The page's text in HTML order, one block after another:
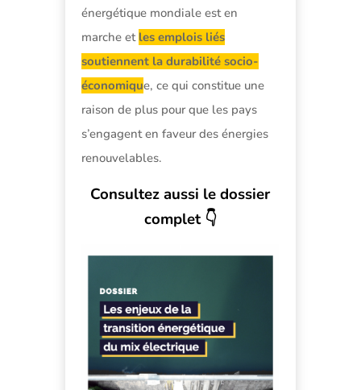
énergétique mondiale est en
marche et les emplois liés
soutiennent la durabilité socio-
économique, ce qui constitue une
raison de plus pour que les pays
s’engagent en faveur des énergies
renouvelables.
Consultez aussi le dossier
complet 👇